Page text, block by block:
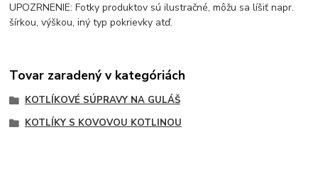
UPOZRNENIE: Fotky produktov sú ilustračné, môžu sa líšiť napr.
šírkou, výškou, iný typ pokrievky atď.
Tovar zaradený v kategóriách
KOTLÍKOVÉ SÚPRAVY NA GULÁŠ
KOTLÍKY S KOVOVOU KOTLINOU